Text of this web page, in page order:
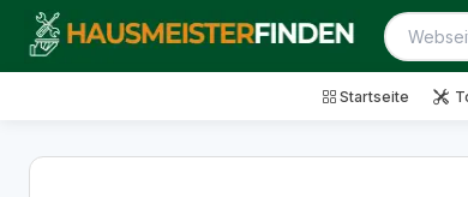
Startseite